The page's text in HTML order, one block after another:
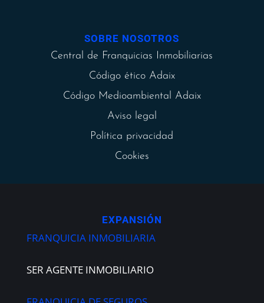
SOBRE NOSOTROS
Central de Franquicias Inmobiliarias
Código ético Adaix
Código Medioambiental Adaix
Aviso legal
Política privacidad
Cookies
EXPANSIÓN
FRANQUICIA INMOBILIARIA
SER AGENTE INMOBILIARIO